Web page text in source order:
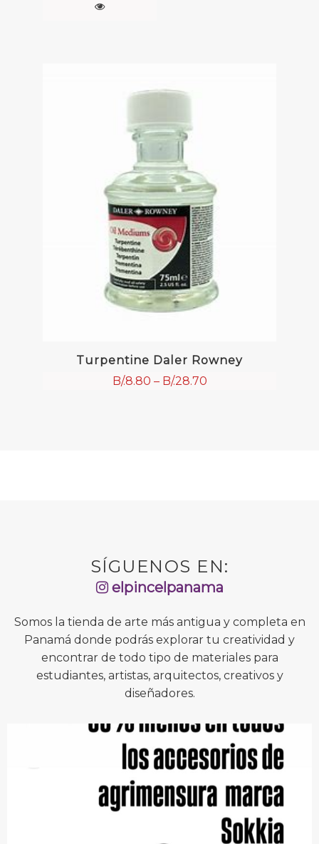
Turpentine Daler Rowney
B/.8.80 – B/.28.70
SÍGUENOS EN:
elpincelpanama
Somos la tienda de arte más antigua y completa en
Panamá donde podrás explorar tu creatividad y
encontrar de todo tipo de materiales para
estudiantes, artistas, arquitectos, creativos y
diseñadores.